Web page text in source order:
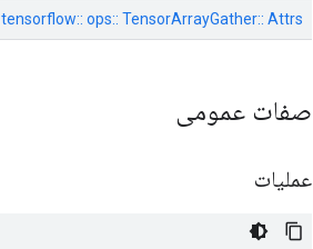
tensorflow:: ops:: TensorArrayGather:: Attrs
صفات عمومی
عملیات